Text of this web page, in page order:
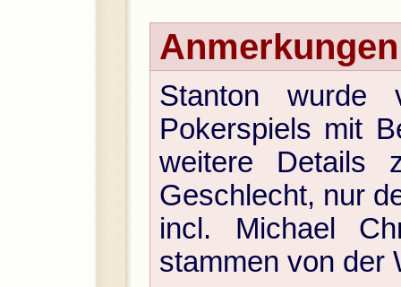
Stanton wurde
Pokerspiels mit
weitere Details
Geschlecht, nur
incl. Michael
stammen von der